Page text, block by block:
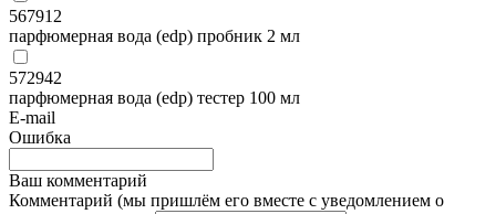
567912
парфюмерная вода (edp) пробник 2 мл
572942
парфюмерная вода (edp) тестер 100 мл
E-mail
Ошибка
Ваш комментарий
Комментарий (мы пришлём его вместе с уведомлением о